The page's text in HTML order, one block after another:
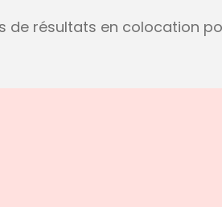
de résultats en colocation